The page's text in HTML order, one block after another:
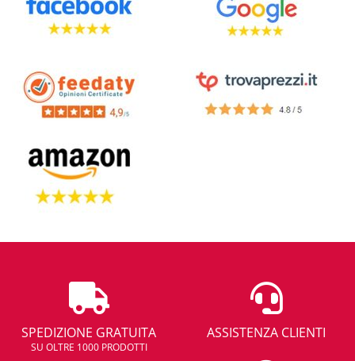
SPEDIZIONE GRATUITA
SU OLTRE 1000 PRODOTTI
ASSISTENZA CLIENTI